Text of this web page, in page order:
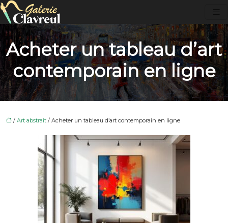
Acheter un tableau d’art
contemporain en ligne
/ Art abstrait / Acheter un tableau d’art contemporain en ligne